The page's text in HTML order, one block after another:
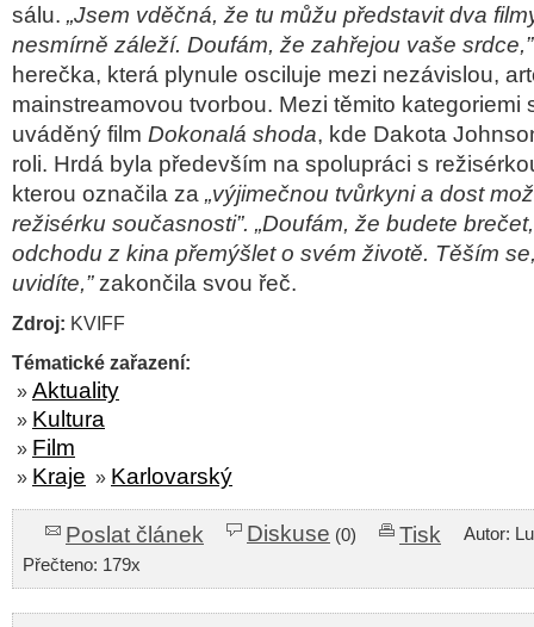
sálu. „Jsem vděčná, že tu můžu představit dva
nesmírně záleží. Doufám, že zahřejou vaše
herečka, která plynule osciluje mezi nezávislou,
mainstreamovou tvorbou. Mezi těmito kategoriemi
uváděný film Dokonalá shoda, kde Dakota
roli. Hrdá byla především na spolupráci s
kterou označila za „výjimečnou tvůrkyni a dost
režisérku současnosti”. „Doufám, že budete
odchodu z kina přemýšlet o svém životě. Těším
uvidíte,”zakončila svou řeč.
Zdroj: KVIFF
Tématické zařazení:
» Aktuality
» Kultura
» Film
» Kraje » Karlovarský
Poslat článek Diskuse (0) Tisk
Autor:
Přečteno: 179x